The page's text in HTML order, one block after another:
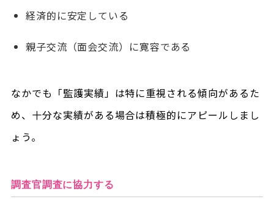
経済的に安定している
親子交流（面会交流）に寛容である
なかでも「監護実績」は特に重視される傾向があるた
め、十分な実績がある場合は積極的にアピールしまし
ょう。
調査官調査に協力する